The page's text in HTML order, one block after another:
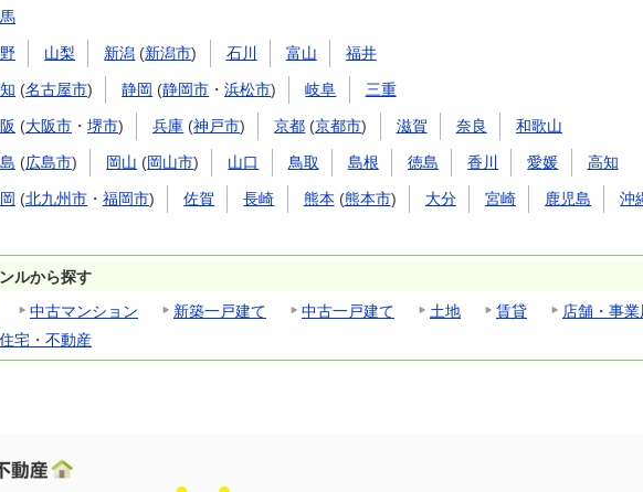
山梨 新潟 (新潟市) 石川 富山 福井
(名古屋市) 静岡 (静岡市 ・浜松市) 岐阜 三重
(大阪市 ・ 堺市) 兵庫 (神戸市) 京都 (京都市) 滋賀 奈良 和歌山
(広島市) 岡山 (岡山市) 山口 鳥取 島根 徳島 香川 愛媛 高知
(北九州市 ・ 福岡市) 佐賀 長崎 熊本 (熊本市) 大分 宮崎 鹿児島 沖
ルから探す
中古マンション 新築一戸建て 中古一戸建て 土地 賃貸
店舗・事業
住宅・不動産